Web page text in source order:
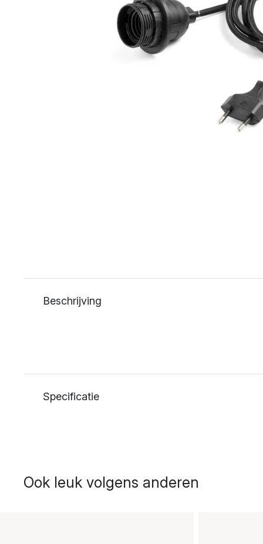
Beschrijving
Specificatie
Ook leuk volgens anderen